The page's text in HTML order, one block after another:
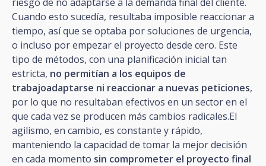
Cuando esto sucedía, resultaba imposible reaccionar a
tiempo, así que se optaba por soluciones de urgencia,
o incluso por empezar el proyecto desde cero. Este
tipo de métodos, con una planificación inicial tan
estricta, no permitían a los equipos de
trabajoadaptarse ni reaccionar a nuevas peticiones,
por lo que no resultaban efectivos en un sector en el
que cada vez se producen más cambios radicales.El
agilismo, en cambio, es constante y rápido,
manteniendo la capacidad de tomar la mejor decisión
en cada momento sin comprometer el proyecto final